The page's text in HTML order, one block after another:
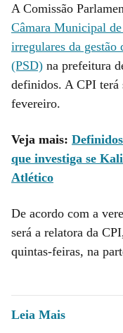
A Comissão
Câmara Municipal
irregulares da
(PSD) na prefeitura
definidos. A CPI terá
fevereiro.
Veja mais:
que investiga se
Atlético
De acordo com a
será a relatora da
quintas-feiras, na
Leia Mais